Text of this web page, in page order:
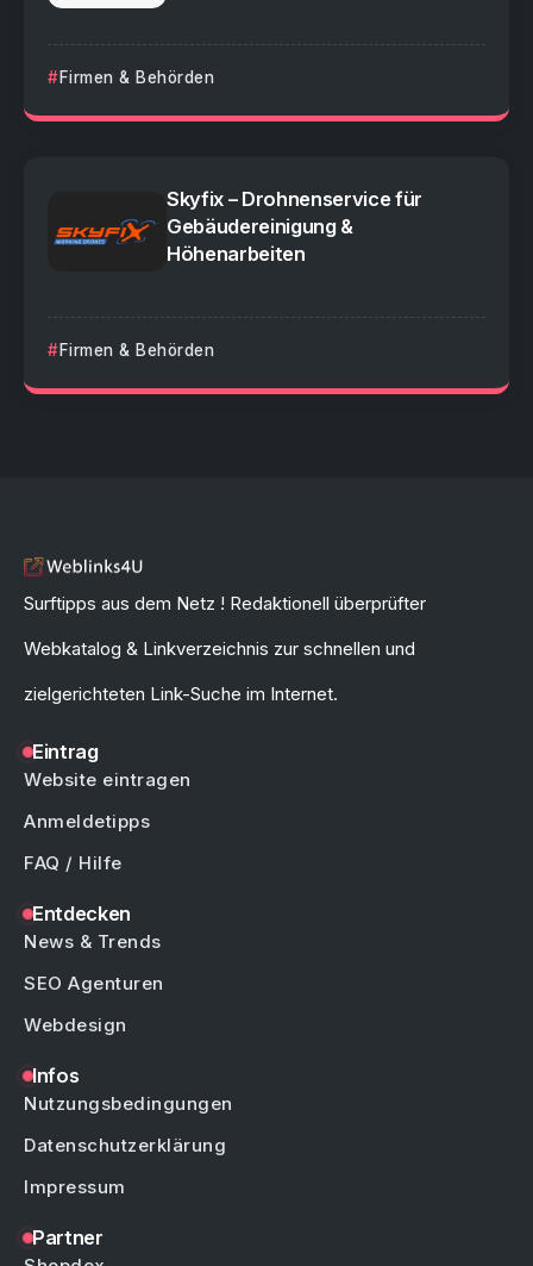
Firmen & Behörden
Skyfix – Drohnenservice für
Gebäudereinigung &
Höhenarbeiten
Firmen & Behörden
Surftipps aus dem Netz ! Redaktionell überprüfter
Webkatalog & Linkverzeichnis zur schnellen und
zielgerichteten Link-Suche im Internet.
Eintrag
Website eintragen
Anmeldetipps
FAQ / Hilfe
Entdecken
News & Trends
SEO Agenturen
Webdesign
Infos
Nutzungsbedingungen
Datenschutzerklärung
Impressum
Partner